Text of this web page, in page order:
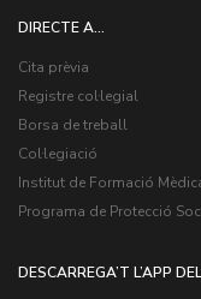
DIRECTE A...
Cita prèvia
Registre col·legial
Borsa de treball
Col·legiació
Institut de Formació
Programa de Protecció
DESCARREGA’T L’APP